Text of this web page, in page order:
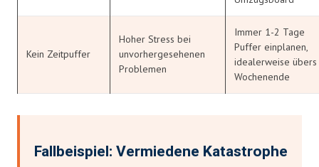
Kein Zeitpuffer
Hoher Stress bei
unvorhergesehenen
Problemen
Immer 1-2 Tage
Puffer einplanen,
idealerweise übers
Wochenende
Fallbeispiel: Vermiedene Katastrophe